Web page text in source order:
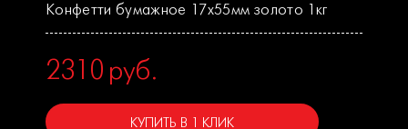
Конфетти бумажное 17х55мм золото 1кг
2310 руб.
КУПИТЬ В 1 КЛИК